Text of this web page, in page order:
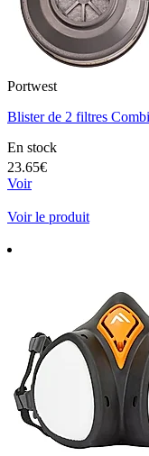
Portwest
Blister de 2 filtres
En stock
23.65€
Voir
Voir le produit